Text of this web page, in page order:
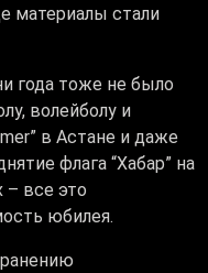
материалы стали
года тоже не было
волейболу и
в Астане и даже
флага “Хабар” на
– все это
юбилея.